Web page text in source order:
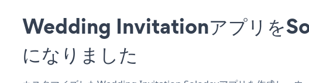
Wedding Invitationアプリを
になりました